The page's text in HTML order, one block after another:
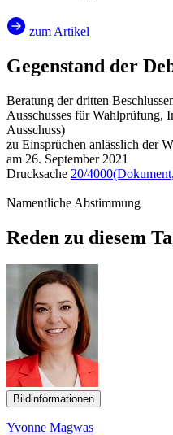
zum Artikel
Gegenstand der
Beratung der dritten
Ausschusses für Wahlprüfung,
Ausschuss)
zu Einsprüchen anlässlich der
am 26. September 2021
Drucksache 20/4000
Namentliche Abstimmung
Reden zu diesem
Bildinformationen
Yvonne Magwas